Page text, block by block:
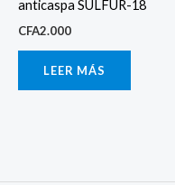
anticaspa SULFUR-18
CFA2.000
LEER MÁS